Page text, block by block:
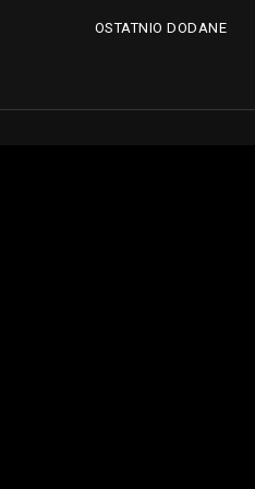
OSTATNIO DODANE